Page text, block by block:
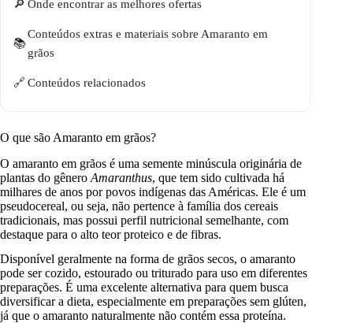
Onde encontrar as melhores ofertas
Conteúdos extras e materiais sobre Amaranto em
grãos
Conteúdos relacionados
O que são Amaranto em grãos?
O amaranto em grãos é uma semente minúscula originária de
plantas do gênero Amaranthus, que tem sido cultivada há
milhares de anos por povos indígenas das Américas. Ele é um
pseudocereal, ou seja, não pertence à família dos cereais
tradicionais, mas possui perfil nutricional semelhante, com
destaque para o alto teor proteico e de fibras.
Disponível geralmente na forma de grãos secos, o amaranto
pode ser cozido, estourado ou triturado para uso em diferentes
preparações. É uma excelente alternativa para quem busca
diversificar a dieta, especialmente em preparações sem glúten,
já que o amaranto naturalmente não contém essa proteína.